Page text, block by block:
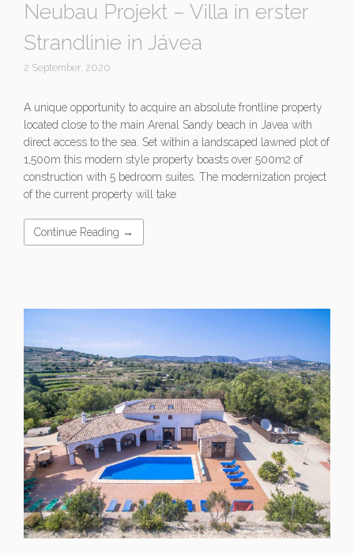
Neubau Projekt – Villa in erster
Strandlinie in Jávea
2 September, 2020
A unique opportunity to acquire an absolute frontline property
located close to the main Arenal Sandy beach in Javea with
direct access to the sea. Set within a landscaped lawned plot of
1,500m this modern style property boasts over 500m2 of
construction with 5 bedroom suites. The modernization project
of the current property will take
Continue Reading →